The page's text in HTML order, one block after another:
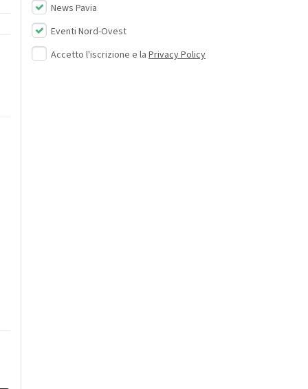
News Pavia
Eventi Nord-Ovest
Accetto l'iscrizione e la Privacy Policy